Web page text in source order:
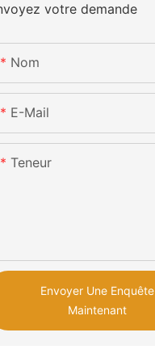
votre demande
Nom
E-Mail
Teneur
Envoyer Une Enquête
Maintenant